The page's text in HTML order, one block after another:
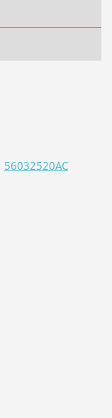
56032520AC